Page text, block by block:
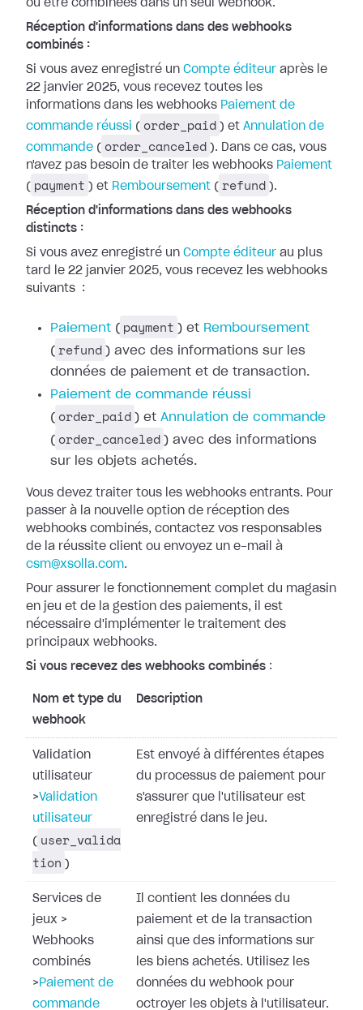
ou être combinées dans un seul webhook.
Réception d'informations dans des webhooks
combinés :
Si vous avez enregistré un Compte éditeur après le
22 janvier 2025, vous recevez toutes les
informations dans les webhooks Paiement de
commande réussi
( order_paid ) et Annulation de
commande ( order_canceled ). Dans ce cas, vous
n'avez pas besoin de traiter les webhooks Paiement
( payment ) et Remboursement ( refund ).
Réception d'informations dans des webhooks
distincts :
Si vous avez enregistré un Compte éditeur au plus
tard le 22 janvier 2025, vous recevez les webhooks
suivants
:
Paiement ( payment ) et Remboursement
( refund ) avec des informations sur les
données de paiement et de transaction.
Paiement de commande réussi
( order_paid ) et Annulation de commande
( order_canceled ) avec des informations
sur les objets achetés.
Vous devez traiter tous les webhooks entrants. Pour
passer à la nouvelle option de réception des
webhooks combinés, contactez vos responsables
de la réussite client ou envoyez un e-mail à
csm@xsolla.com.
Pour assurer le fonctionnement complet du magasin
en jeu et de la gestion des paiements, il est
nécessaire d'implémenter le traitement des
principaux webhooks.
Si vous recevez des webhooks combinés :
Nom et type du
webhook
Description
Validation
utilisateur
>Validation
utilisateur
( user_valida
tion )
Est envoyé à différentes étapes
du processus de paiement pour
s'assurer que l'utilisateur est
enregistré dans le jeu.
Services de
jeux >
Webhooks
combinés
> Paiement de
commande
Il contient les données du
paiement et de la transaction
ainsi que des informations sur
les biens achetés. Utilisez les
données du webhook pour
octroyer les objets à l'utilisateur.